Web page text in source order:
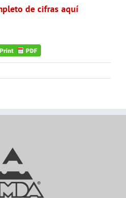
de cifras aquí